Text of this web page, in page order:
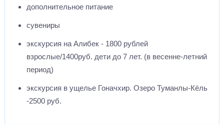
дополнительное питание
сувениры
экскурсия на Алибек - 1800 рублей
взрослые/1400руб. дети до 7 лет. (в весенне-летний
период)
экскурсия в ущелье Гоначхир. Озеро Туманлы-Кёль
-2500 руб.